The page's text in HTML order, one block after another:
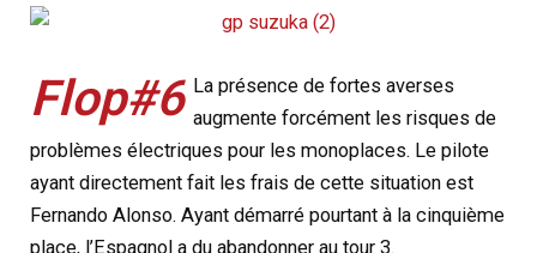
Flop#6 La présence de fortes averses
augmente forcément les risques de
problèmes électriques pour les monoplaces. Le pilote
ayant directement fait les frais de cette situation est
Fernando Alonso. Ayant démarré pourtant à la cinquième
place, l’Espagnol a du abandonner au tour 3.